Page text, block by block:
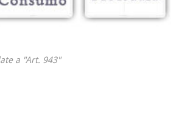
a "Art. 943"